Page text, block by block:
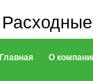
Главная О